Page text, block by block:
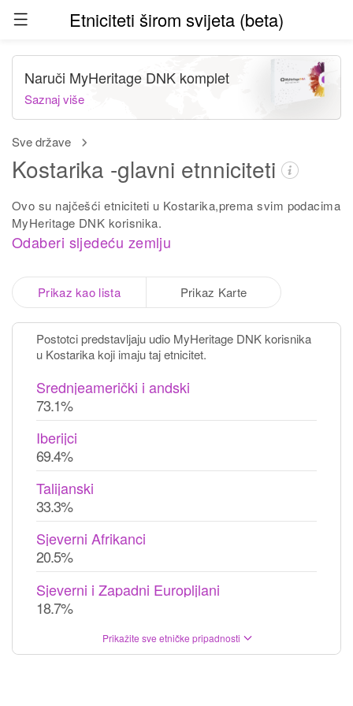
Etniciteti širom svijeta (beta)
Sve države
Kostarika -glavni etnniciteti
Ovo su najčešći etniciteti u Kostarika,prema svim podacima
MyHeritage DNK korisnika.
Odaberi sljedeću zemlju
Naruči MyHeritage DNK komplet
Saznaj više
Prikaz kao lista Prikaz Karte
Postotci predstavljaju udio MyHeritage DNK korisnika
u Kostarika koji imaju taj etnicitet.
Srednjeamerički i andski
73.1%
Iberijci
69.4%
Talijanski
33.3%
Sjeverni Afrikanci
20.5%
Sjeverni i Zapadni Europljlani
18.7%
Prikažite sve etničke pripadnosti